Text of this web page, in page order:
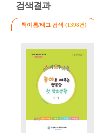
19
검색결과
책이름/태그 검색 (1398건)